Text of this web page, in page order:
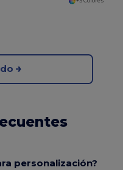
personalización?